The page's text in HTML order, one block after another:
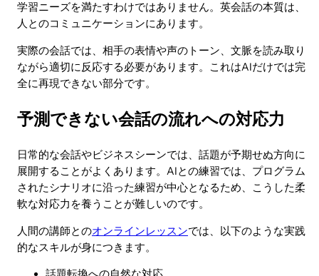
学習ニーズを満たすわけではありません。英会話の本質は、
人とのコミュニケーションにあります。
実際の会話では、相手の表情や声のトーン、文脈を読み取り
ながら適切に反応する必要があります。これはAIだけでは完
全に再現できない部分です。
予測できない会話の流れへの対応力
日常的な会話やビジネスシーンでは、話題が予期せぬ方向に
展開することがよくあります。AIとの練習では、プログラム
されたシナリオに沿った練習が中心となるため、こうした柔
軟な対応力を養うことが難しいのです。
人間の講師とのオンラインレッスンでは、以下のような実践
的なスキルが身につきます。